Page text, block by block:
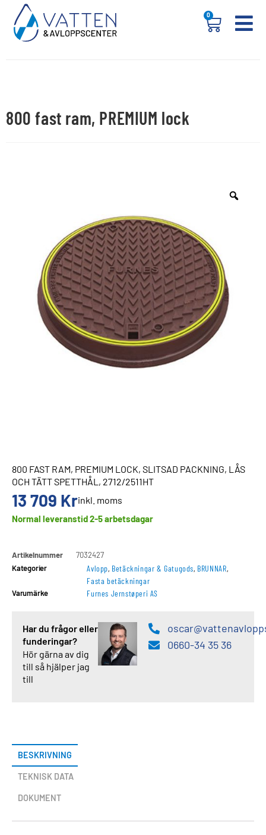
0
800 fast ram, PREMIUM lock
800 FAST RAM, PREMIUM LOCK, SLITSAD PACKNING, LÅS
OCH TÄTT SPETTHÅL, 2712/2511HT
13 709 Krinkl. moms
Normal leveranstid 2-5 arbetsdagar
Artikelnummer
7032427
Kategorier
Avlopp, Betäckningar & Gatugods, BRUNNAR,
Fasta betäckningar
Varumärke Furnes Jernstøperi AS
Har du frågor eller
funderingar?
Hör gärna av dig
till så hjälper jag
till
0660-34 35 36
BESKRIVNING
TEKNISK DATA
DOKUMENT